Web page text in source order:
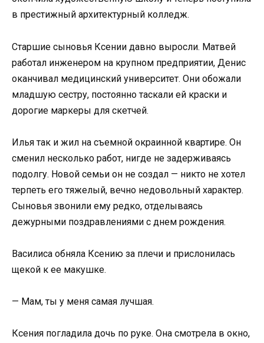
в престижный архитектурный колледж.
Старшие сыновья Ксении давно выросли. Матвей
работал инженером на крупном предприятии, Денис
оканчивал медицинский университет. Они обожали
младшую сестру, постоянно таскали ей краски и
дорогие маркеры для скетчей.
Илья так и жил на съемной окраинной квартире. Он
сменил несколько работ, нигде не задерживаясь
подолгу. Новой семьи он не создал — никто не хотел
терпеть его тяжелый, вечно недовольный характер.
Сыновья звонили ему редко, отделываясь
дежурными поздравлениями с днем рождения.
Василиса обняла Ксению за плечи и прислонилась
щекой к ее макушке.
— Мам, ты у меня самая лучшая.
Ксения погладила дочь по руке. Она смотрела в окно,